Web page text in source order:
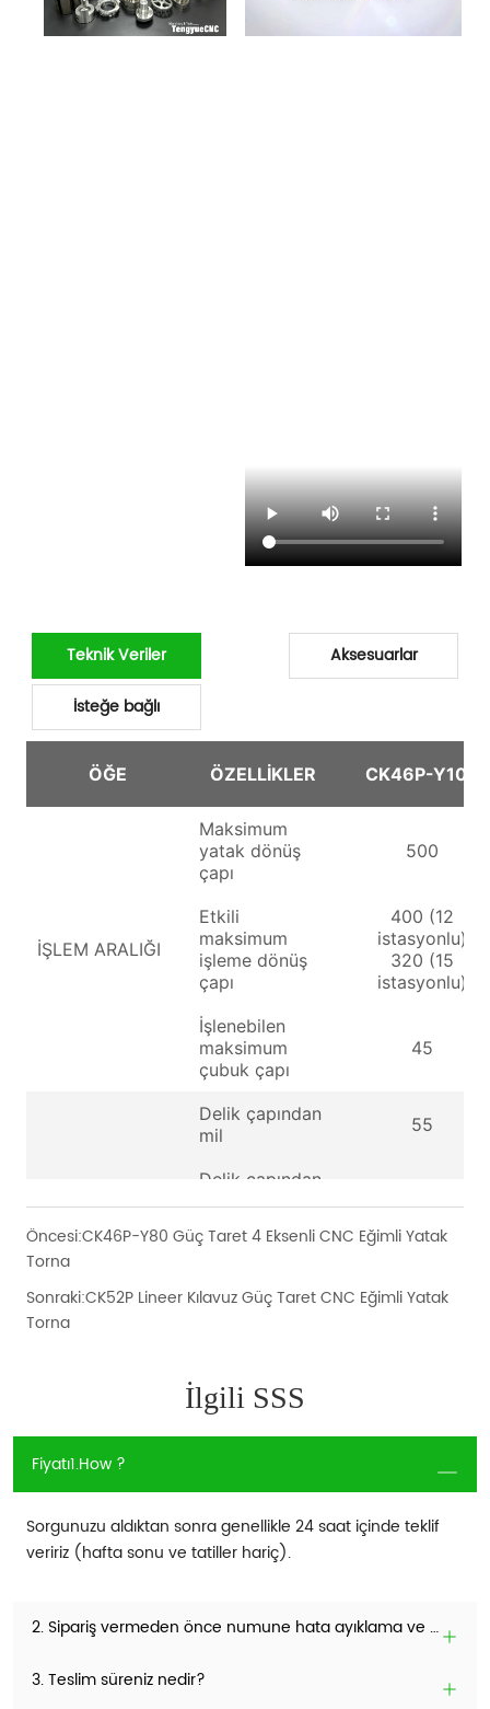
Teknik Veriler Aksesuarlar
İsteğe bağlı
Öncesi:CK46P-Y80 Güç Taret 4 Eksenli CNC Eğimli Yatak
Torna
Sonraki:CK52P Lineer Kılavuz Güç Taret CNC Eğimli Yatak
Torna
İlgili SSS
Fiyatı1.How ?
2. Sipariş vermeden önce numune hata ayıklama ve makine testi yapabilir miyiz?
3. Teslim süreniz nedir?
Sorgunuzu aldıktan sonra genellikle 24 saat içinde teklif
veririz (hafta sonu ve tatiller hariç).